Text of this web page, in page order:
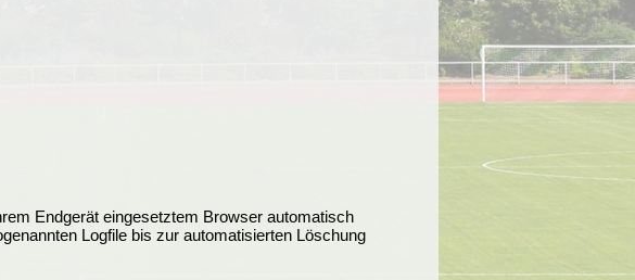
Endgerät eingesetztem Browser automatisch
Logfile bis zur automatisierten Löschung